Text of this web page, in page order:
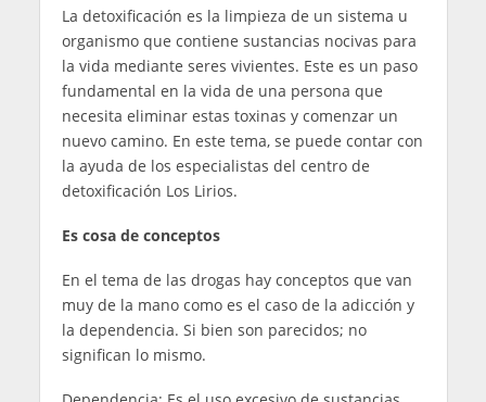
La detoxificación es la limpieza de un sistema u
organismo que contiene sustancias nocivas para
la vida mediante seres vivientes. Este es un paso
fundamental en la vida de una persona que
necesita eliminar estas toxinas y comenzar un
nuevo camino. En este tema, se puede contar con
la ayuda de los especialistas del centro de
detoxificación Los Lirios.
Es cosa de conceptos
En el tema de las drogas hay conceptos que van
muy de la mano como es el caso de la adicción y
la dependencia. Si bien son parecidos; no
significan lo mismo.